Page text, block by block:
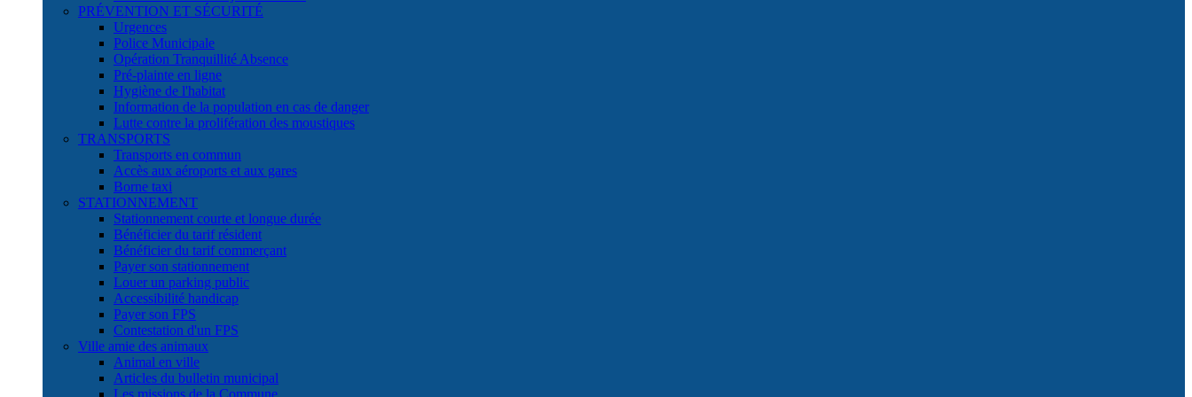
PRÉVENTION ET SÉCURITÉ
Urgences
Police Municipale
Opération Tranquillité Absence
Pré-plainte en ligne
Hygiène de l'habitat
Information de la population en cas de danger
Lutte contre la prolifération des moustiques
TRANSPORTS
Transports en commun
Accès aux aéroports et aux gares
Borne taxi
STATIONNEMENT
Stationnement courte et longue durée
Bénéficier du tarif résident
Bénéficier du tarif commerçant
Payer son stationnement
Louer un parking public
Accessibilité handicap
Payer son FPS
Contestation d'un FPS
Ville amie des animaux
Animal en ville
Articles du bulletin municipal
Les missions de la Commune